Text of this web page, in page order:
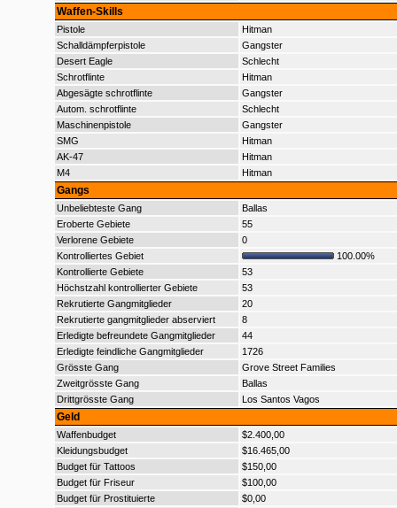
Waffen-Skills
Pistole
Hitman
Schalldämpferpistole
Gangster
Desert Eagle
Schlecht
Schrotflinte
Hitman
Abgesägte schrotflinte
Gangster
Autom. schrotflinte
Schlecht
Maschinenpistole
Gangster
SMG
Hitman
AK-47
Hitman
M4
Hitman
Gangs
Unbeliebteste Gang
Ballas
Eroberte Gebiete
55
Verlorene Gebiete
0
Kontrolliertes Gebiet
100.00%
Kontrollierte Gebiete
53
Höchstzahl kontrollierter Gebiete
53
Rekrutierte Gangmitglieder
20
Rekrutierte gangmitglieder abserviert
8
Erledigte befreundete Gangmitglieder
44
Erledigte feindliche Gangmitglieder
1726
Grösste Gang
Grove Street Families
Zweitgrösste Gang
Ballas
Drittgrösste Gang
Los Santos Vagos
Geld
Waffenbudget
$2.400,00
Kleidungsbudget
$16.465,00
Budget für Tattoos
$150,00
Budget für Friseur
$100,00
Budget für Prostituierte
$0,00